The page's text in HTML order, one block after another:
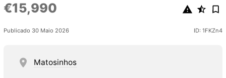
€15,990
Publicado 30 Maio 2026 ID: 1FKZn4
Matosinhos